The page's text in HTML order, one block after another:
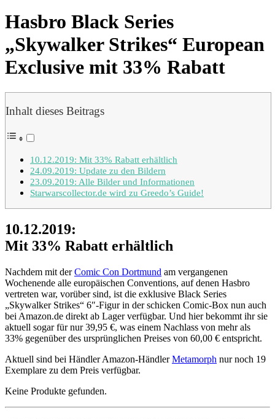
Hasbro Black Series
„Skywalker Strikes“ European
Exclusive mit 33% Rabatt
Inhalt dieses Beitrags
10.12.2019: Mit 33% Rabatt erhältlich
24.09.2019: Update zu den Bildern
23.09.2019: Alle Bilder und Informationen
Starwarscollector.de wird zu Greedo’s Guide!
10.12.2019:
Mit 33% Rabatt erhältlich
Nachdem mit derComic Con Dortmund am vergangenen
Wochenende alle europäischen Conventions, auf denen Hasbro
vertreten war, vorüber sind, ist die exklusive Black Series
„Skywalker Strikes“ 6″-Figur in der schicken Comic-Box nun auch
bei Amazon.de direkt ab Lager verfügbar. Und hier bekommt ihr sie
aktuell sogar für nur 39,95 €, was einem Nachlass von mehr als
33% gegenüber des ursprünglichen Preises von 60,00 € entspricht.
Aktuell sind bei Händler Amazon-HändlerMetamorph nur noch 19
Exemplare zu dem Preis verfügbar.
Keine Produkte gefunden.